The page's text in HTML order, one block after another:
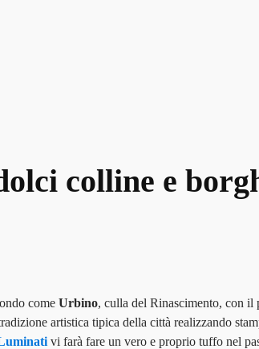
colline e
come Urbino, culla del Rinascimento, con il
artistica tipica della città realizzando
vi farà fare un vero e proprio tuffo nel